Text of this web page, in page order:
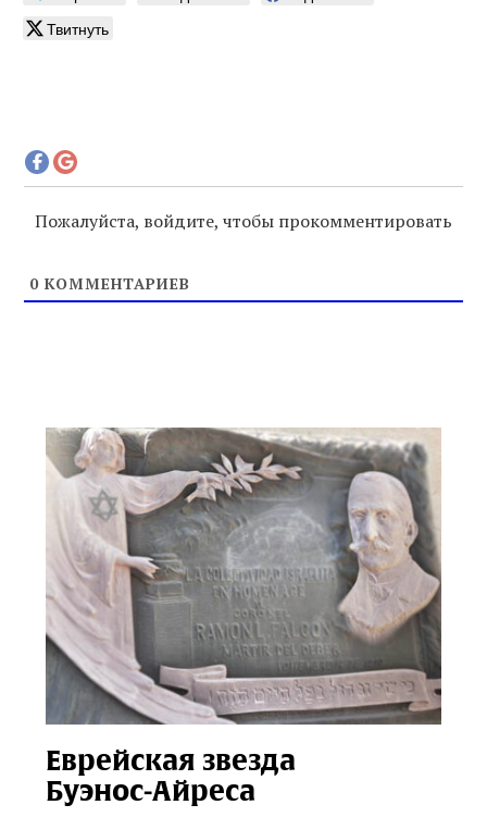
Твитнуть
Пожалуйста, войдите, чтобы прокомментировать
0 КОММЕНТАРИЕВ
Еврейская звезда
Буэнос‑Айреса